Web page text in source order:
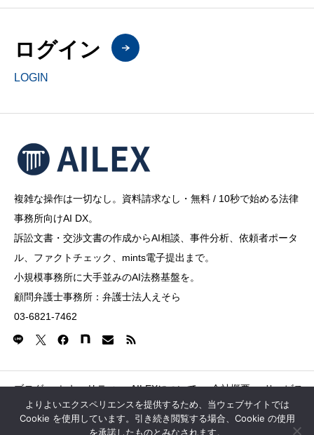
ログイン
LOGIN
複雑な操作は一切なし。資料請求なし・無料 / 10秒で始める法律
事務所向けAI DX。
訴訟文書・交渉文書の作成からAI相談、事件分析、依頼者ポータ
ル、ファクトチェック、mints電子提出まで。
小規模事務所に大手並みのAI法務基盤を。
顧問弁護士事務所：弁護士法人えそら
03-6821-7462
ブログ セキュリティ AILEXについて 会社概要 サービス
Copyright © 2026 AILEX Shibuya Dogenzaka Tokyu Building, 1-
よりよいエクスペリエンスを提供するため、当ウェブサイトでは
Cookie を使用しています。引き続き閲覧する場合、Cookie の使用
を承諾したものとみなされます。